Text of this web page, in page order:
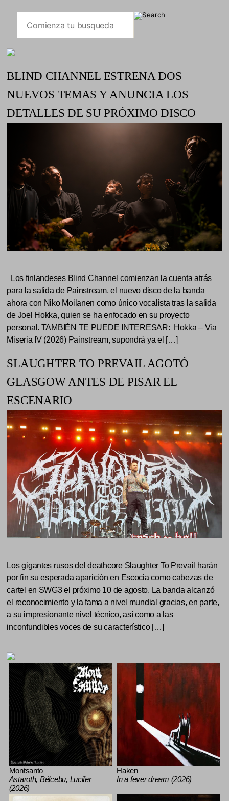
BLIND CHANNEL ESTRENA DOS
NUEVOS TEMAS Y ANUNCIA LOS
DETALLES DE SU PRÓXIMO DISCO
Los finlandeses Blind Channel comienzan la cuenta atrás
para la salida de Painstream, el nuevo disco de la banda
ahora con Niko Moilanen como único vocalista tras la salida
de Joel Hokka, quien se ha enfocado en su proyecto
personal. TAMBIÉN TE PUEDE INTERESAR: Hokka – Via
Miseria IV (2026) Painstream, supondrá ya el […]
SLAUGHTER TO PREVAIL AGOTÓ
GLASGOW ANTES DE PISAR EL
ESCENARIO
Los gigantes rusos del deathcore Slaughter To Prevail harán
por fin su esperada aparición en Escocia como cabezas de
cartel en SWG3 el próximo 10 de agosto. La banda alcanzó
el reconocimiento y la fama a nivel mundial gracias, en parte,
a su impresionante nivel técnico, así como a las
inconfundibles voces de su característico […]
Montsanto
Astaroth, Bélcebu, Lucifer
(2026)
Haken
In a fever dream (2026)